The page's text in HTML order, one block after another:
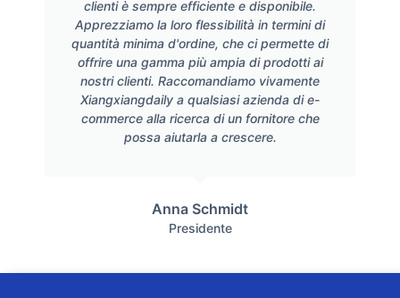
clienti è sempre efficiente e disponibile.
Apprezziamo la loro flessibilità in termini di
quantità minima d'ordine, che ci permette di
offrire una gamma più ampia di prodotti ai
nostri clienti. Raccomandiamo vivamente
Xiangxiangdaily a qualsiasi azienda di e-
commerce alla ricerca di un fornitore che
possa aiutarla a crescere.
Anna Schmidt
Presidente